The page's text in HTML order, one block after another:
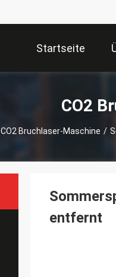
Startseite
CO2
CO2 Bruchlaser-Maschine /
entfernt